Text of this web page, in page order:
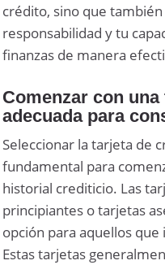
crédito, sino que
responsabilidad y tu
finanzas de manera
Comenzar con
adecuada para
Seleccionar la tarjeta de
fundamental para
historial crediticio. Las
principiantes o tarjetas
opción para aquellos
Estas tarjetas